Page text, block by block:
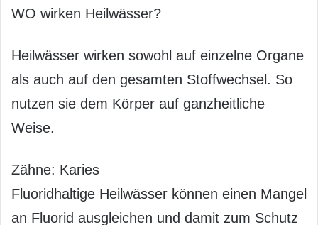
WO wirken Heilwässer?
Heilwässer wirken sowohl auf einzelne Organe
als auch auf den gesamten Stoffwechsel. So
nutzen sie dem Körper auf ganzheitliche
Weise.
Zähne: Karies
Fluoridhaltige Heilwässer können einen Mangel
an Fluorid ausgleichen und damit zum Schutz